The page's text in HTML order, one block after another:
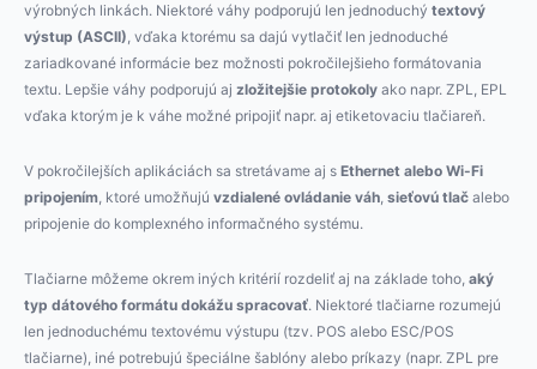
výrobných linkách. Niektoré váhy podporujú len jednoduchý textový
výstup (ASCII), vďaka ktorému sa dajú vytlačiť len jednoduché
zariadkované informácie bez možnosti pokročilejšieho formátovania
textu. Lepšie váhy podporujú aj zložitejšie protokoly ako napr. ZPL, EPL
vďaka ktorým je k váhe možné pripojiť napr. aj etiketovaciu tlačiareň.
V pokročilejších aplikáciách sa stretávame aj s Ethernet alebo Wi-Fi
pripojením, ktoré umožňujú vzdialené ovládanie váh, sieťovú tlač alebo
pripojenie do komplexného informačného systému.
Tlačiarne môžeme okrem iných kritérií rozdeliť aj na základe toho, aký
typ dátového formátu dokážu spracovať. Niektoré tlačiarne rozumejú
len jednoduchému textovému výstupu (tzv. POS alebo ESC/POS
tlačiarne), iné potrebujú špeciálne šablóny alebo príkazy (napr. ZPL pre